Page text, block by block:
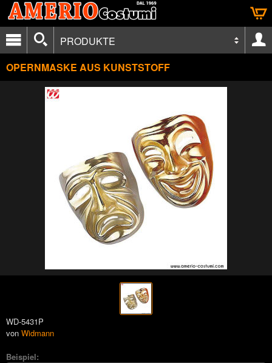
PRODUKTE
OPERNMASKE AUS KUNSTSTOFF
WD-5431P
von Widmann
Beispiel: